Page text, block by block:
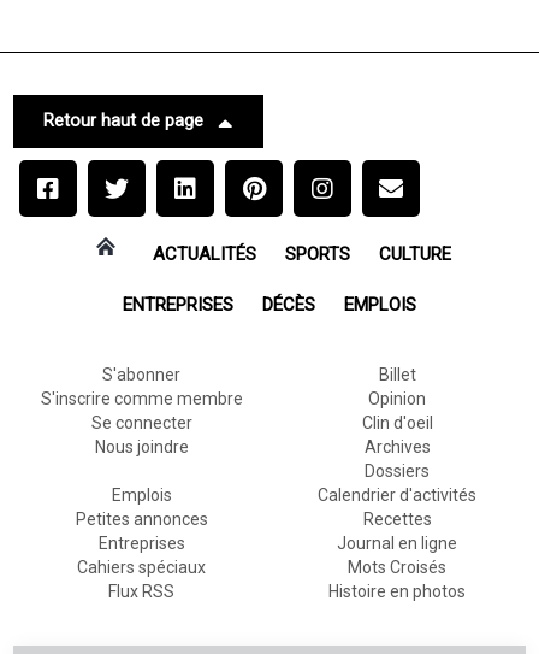
Retour haut de page
ACTUALITÉS SPORTS CULTURE
ENTREPRISES DÉCÈS EMPLOIS
S'abonner
S'inscrire comme membre
Se connecter
Nous joindre
Billet
Opinion
Clin d'oeil
Archives
Dossiers
Emplois
Petites annonces
Entreprises
Cahiers spéciaux
Flux RSS
Calendrier d'activités
Recettes
Journal en ligne
Mots Croisés
Histoire en photos